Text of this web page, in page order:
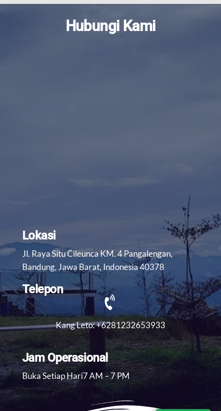
Hubungi Kami
Lokasi
Jl. Raya Situ Cileunca KM. 4 Pangalengan,
Bandung, Jawa Barat, Indonesia 40378
Telepon
Kang Leto: +6281232653933
Jam Operasional
Buka Setiap Hari7 AM – 7 PM